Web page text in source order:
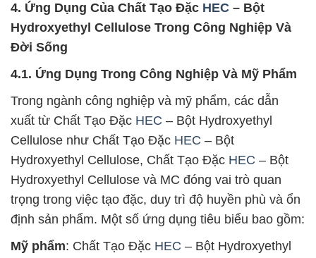
4. Ứng Dụng Của Chất Tạo Đặc HEC – Bột
Hydroxyethyl Cellulose Trong Công Nghiệp Và
Đời Sống
4.1. Ứng Dụng Trong Công Nghiệp Và Mỹ Phẩm
Trong ngành công nghiệp và mỹ phẩm, các dẫn
xuất từ Chất Tạo Đặc HEC – Bột Hydroxyethyl
Cellulose như Chất Tạo Đặc HEC – Bột
Hydroxyethyl Cellulose, Chất Tạo Đặc HEC – Bột
Hydroxyethyl Cellulose và MC đóng vai trò quan
trọng trong việc tạo đặc, duy trì độ huyền phù và ổn
định sản phẩm. Một số ứng dụng tiêu biểu bao gồm:
Mỹ phẩm: Chất Tạo Đặc HEC – Bột Hydroxyethyl